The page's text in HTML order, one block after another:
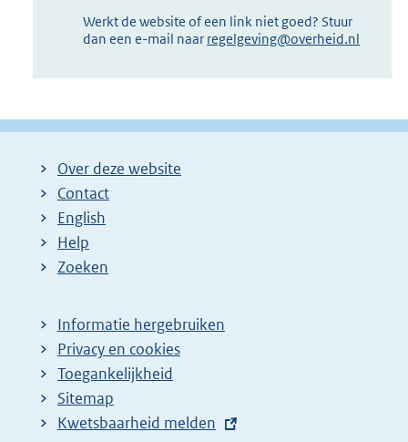
Werkt de website of een link niet goed? Stuur
dan een e-mail naar regelgeving@overheid.nl
Over deze website
Contact
English
Help
Zoeken
Informatie hergebruiken
Privacy en cookies
Toegankelijkheid
Sitemap
E
Kwetsbaarheid melden